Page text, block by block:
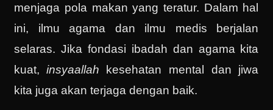
menjaga pola makan yang teratur. Dalam hal
ini, ilmu agama dan ilmu medis berjalan
selaras. Jika fondasi ibadah dan agama kita
kuat,insyaallah kesehatan mental dan jiwa
kita juga akan terjaga dengan baik.